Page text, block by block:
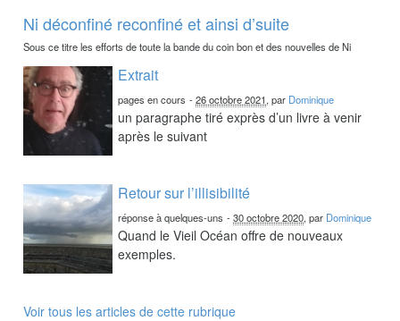
Ni déconfiné reconfiné et ainsi d’suite
Sous ce titre les efforts de toute la bande du coin bon et des nouvelles de Ni
Extrait
pages en cours -26 octobre 2021, par Dominique
un paragraphe tiré exprès d’un livre à venir
après le suivant
Retour sur l’illisibilité
réponse à quelques-uns -30 octobre 2020, par Dominique
Quand le Vieil Océan offre de nouveaux
exemples.
Voir tous les articles de cette rubrique